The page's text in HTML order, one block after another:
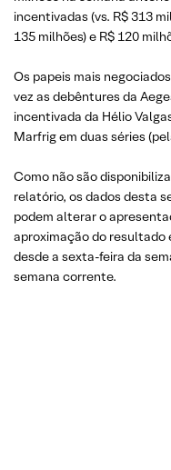
incentivadas (vs. R$ 313
135 milhões) e R$ 120
Os papeis mais
vez as debêntures da
incentivada da Hélio
Marfrig em duas séries
Como não são
relatório, os dados desta
podem alterar o
aproximação do resultado
desde a sexta-feira da
semana corrente.